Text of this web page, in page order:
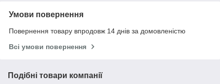
Умови повернення
Повернення товару впродовж 14 днів за домовленістю
Всі умови повернення
Подібні товари компанії